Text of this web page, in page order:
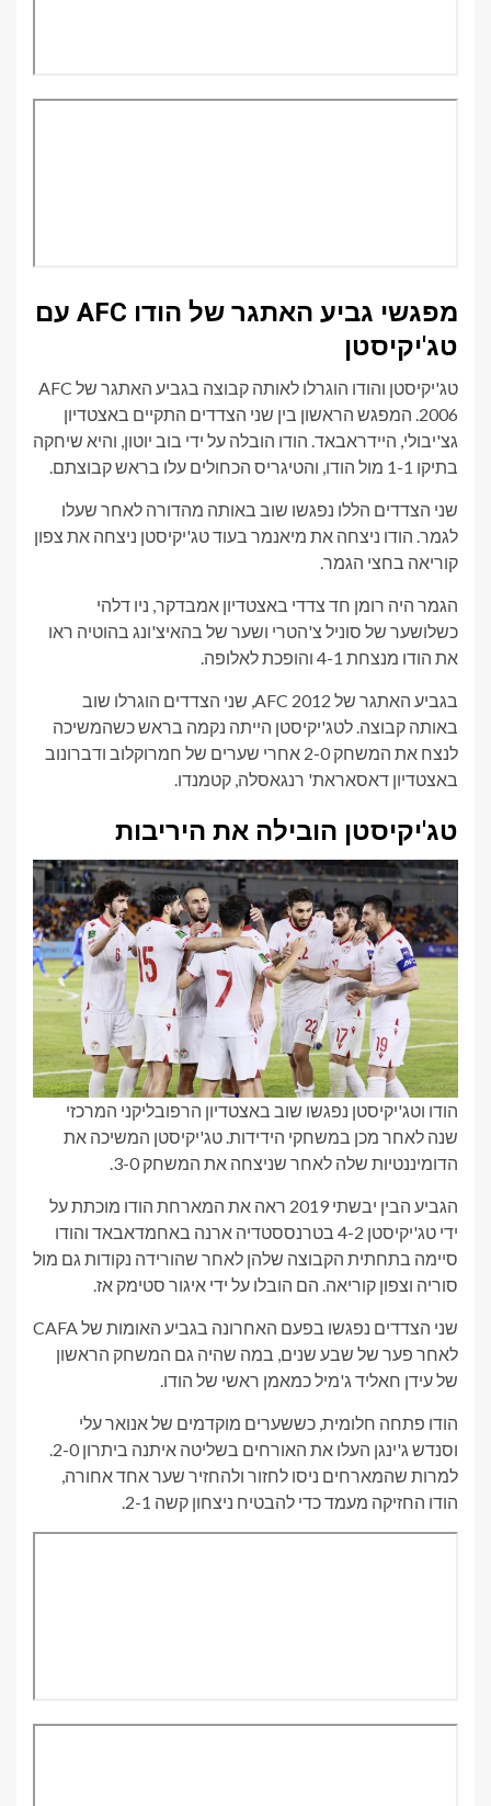
מפגשי גביע האתגר של הודו AFC עם
טג'יקיסטן
טג'יקיסטן והודו הוגרלו לאותה קבוצה בגביע האתגר של AFC
2006. המפגש הראשון בין שני הצדדים התקיים באצטדיון
גצ'יבולי, היידראבאד. הודו הובלה על ידי בוב יוטון, והיא שיחקה
בתיקו 1-1 מול הודו, והטיגריס הכחולים עלו בראש קבוצתם.
שני הצדדים הללו נפגשו שוב באותה מהדורה לאחר שעלו
לגמר. הודו ניצחה את מיאנמר בעוד טג'יקיסטן ניצחה את צפון
קוריאה בחצי הגמר.
הגמר היה רומן חד צדדי באצטדיון אמבדקר, ניו דלהי
כשלושער של סוניל צ'הטרי ושער של בהאיצ'ונג בהוטיה ראו
את הודו מנצחת 4-1 והופכת לאלופה.
בגביע האתגר של AFC 2012, שני הצדדים הוגרלו שוב
באותה קבוצה. לטג'יקיסטן הייתה נקמה בראש כשהמשיכה
לנצח את המשחק 2-0 אחרי שערים של חמרוקלוב ודברונוב
באצטדיון דאסאראת' רנגאסלה, קטמנדו.
טג'יקיסטן הובילה את היריבות
הודו וטג'יקיסטן נפגשו שוב באצטדיון הרפובליקני המרכזי
שנה לאחר מכן במשחקי הידידות. טג'יקיסטן המשיכה את
הדומיננטיות שלה לאחר שניצחה את המשחק 3-0.
הגביע הבין יבשתי 2019 ראה את המארחת הודו מוכתת על
ידי טג'יקיסטן 4-2 בטרנססטדיה ארנה באחמדאבאד והודו
סיימה בתחתית הקבוצה שלהן לאחר שהורידה נקודות גם מול
סוריה וצפון קוריאה. הם הובלו על ידי איגור סטימק אז.
שני הצדדים נפגשו בפעם האחרונה בגביע האומות של CAFA
לאחר פער של שבע שנים, במה שהיה גם המשחק הראשון
של עידן חאליד ג'מיל כמאמן ראשי של הודו.
הודו פתחה חלומית, כששערים מוקדמים של אנואר עלי
למרות שהמארחים ניסו לחזור ולהחזיר שער אחד אחורה,
הודו החזיקה מעמד כדי להבטיח ניצחון קשה 2-1.